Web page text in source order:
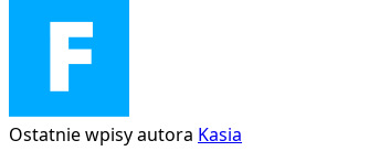
Ostatnie wpisy autora Kasia